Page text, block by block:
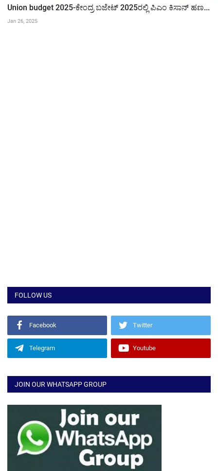
Union budget 2025-ಕೇಂದ್ರ ಬಜೇಟ್ 2025ರಲ್ಲಿ ಪಿಎಂ ಕಿಸಾನ್ ಹಣ...
Jan 26, 2025
FOLLOW US
Facebook Twitter
Telegram Youtube
JOIN OUR WHATSAPP GROUP